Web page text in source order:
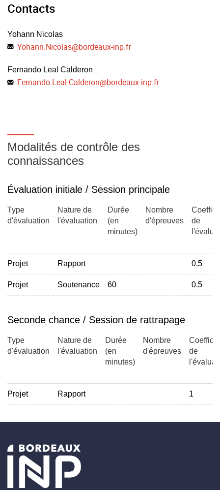
Date de dépôt/Droit de priorité
Méthodes de traitement/diagnostique...
Les principaux contrats ayant rapport à la PI : Contrat de
-distribution (2h40)
-packaging pour les groupes « produits » (projet avec un
établissement partenaire)
Site de l'INPI et de l'OEB (Office Européen des brevets)
Contacts
Yohann Nicolas
Yohann.Nicolas@bordeaux-inp.fr
Fernando Leal Calderon
Fernando.Leal-Calderon@bordeaux-inp.fr
Modalités de contrôle des
connaissances
Évaluation initiale / Session principale
Type
d'évaluation
Nature de
l'évaluation
Durée
(en
minutes)
Nombre
d'épreuves
de
Projet Rapport 0.5
Projet Soutenance 60 0.5
Seconde chance / Session de rattrapage
Type
d'évaluation
Nature de
l'évaluation
Durée
(en
minutes)
Nombre
d'épreuves
de
Projet Rapport 1